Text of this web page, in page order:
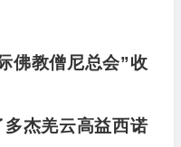
佛教僧尼总会”收
杰羌云高益西诺